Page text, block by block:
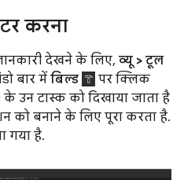
करना
देखने के लिए, व्यू > टूल
बार में बिल्ड
पर क्लिक
के उन टास्क को दिखाया जाता है
को बनाने के लिए पूरा करता है.
गया है.